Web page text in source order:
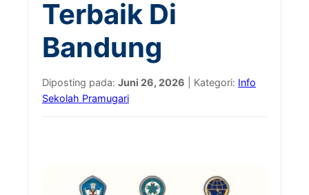
Terbaik Di
Bandung
Diposting pada: Juni 26, 2026 | Kategori: Info
Sekolah Pramugari